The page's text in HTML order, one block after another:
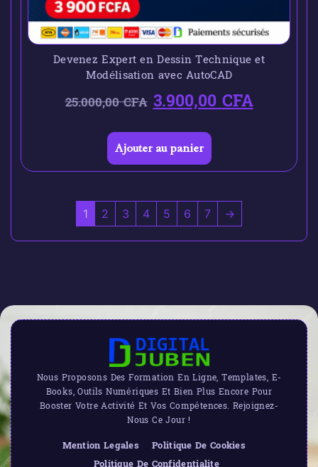
Devenez Expert en Dessin Technique et
Modélisation avec AutoCAD
25.000,00CFA 3.900,00CFA
Ajouter au panier
1 2 3 4 5 6 7 →
Nous Proposons Des Formation En Ligne, Templates, E-
Books, Outils Numériques Et Bien Plus Encore Pour
Booster Votre Activité Et Vos Compétences. Rejoignez-
Nous Ce Jour !
Mention Legales
Politique De Cookies